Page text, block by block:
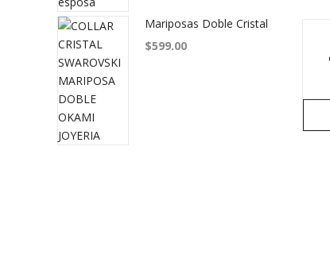
Mariposas Doble Cristal
$599.00